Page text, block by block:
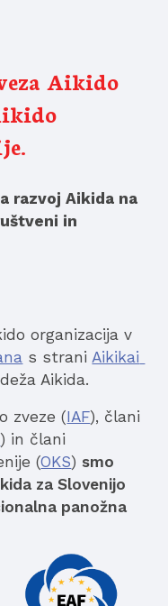
Aikido
razvoj Aikida na
in
organizacija v
s strani Aikikai
Aikida.
zveze (IAF), člani
) in člani
(OKS) smo
za Slovenijo
panožna